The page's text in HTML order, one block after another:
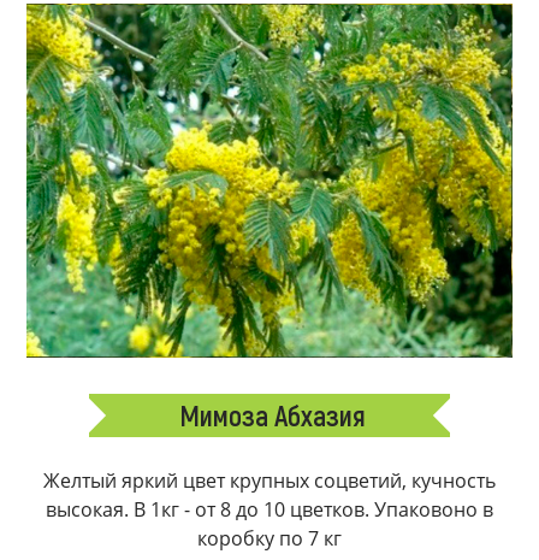
Мимоза Абхазия
Желтый яркий цвет крупных соцветий, кучность
высокая. В 1кг - от 8 до 10 цветков. Упаковоно в
коробку по 7 кг